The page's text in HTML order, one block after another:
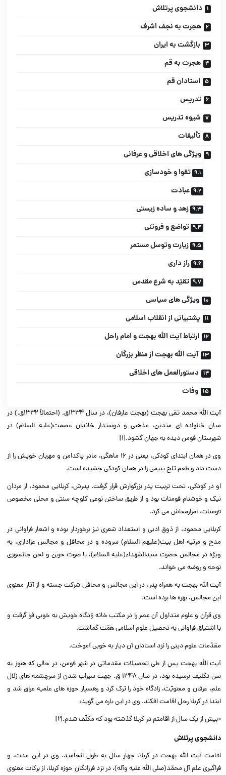
دانشجوى پرتلاش‌‌
هجرت به نجف اشرف‌‌
بازگشت به ایران‌‌
هجرت به قم‌‌
استادان قم‌‌
تدریس‌‌
شیوه تدریس‌‌
تألیفات‌‌
ویژگى هاى اخلاقى و عرفانى‌‌
تقوا و خودسازى‌‌
عبادت‌‌
زهد و ساده زیستى‌‌
تواضع و فروتنى‌‌
زیارت وتوسل مستمر‌‌
راز دارى‌‌
تقیّد به شرع مقدس‌‌
ویژگى هاى سیاسى‌‌
پشتیبانى از انقلاب اسلامى‌‌
ارتباط آیت الله بهجت و امام راحل‌‌
آیت الله بهجت از منظر بزرگان‌‌
دستورالعمل هاى اخلاقى‌‌
وفات‌‌
آیت الله محمد تقی بهجت (بهجت عارفان)، در سال ۱۳۳۴ق. (احتمالاً ۱۳۳۲ق.) در
میان خانواده اى متدین، مذهبى و دوستدار خاندان عصمت(علیه السلام) در
شهرستان فومن دیده به جهان گشود.[۱]‌‌
وى در همان ابتداى کودکى، یعنى در ۱۶ ماهگى، مادر پاکدامن و مهربان خویش را از
دست داد و طعم تلخ یتیمى را در همان کودکى چشیده است.‌‌
او در کودکى، تحت تربیت پدر بزرگوارش قرار گرفت. پدرش، کربلایى محمود، از مردان
نیک و خوشنام فومنات بود و از طریق ساختن نوعى کلوچه سنتى و محلى مخصوص
فومنات، امرارمعاش مى کرد.‌‌
کربلایى محمود، از ذوق ادبى و استعداد شعرى نیز برخوردار بوده و اشعار فراوانى در
مدح و مرثیه اهل بیت(علیهم السلام) سروده و در محافل و مجالس عزادارى، به
ویژه در مجالس حضرت سیدالشهداء(علیه السلام)، با صوت حزین و لحن جانسوزى
نوحه و روضه مى خواند.‌‌
آیت الله بهجت به همراه پدر، در این مجالس و محافل شرکت جسته و از آثار معنوى
این مجالس، بهره ها برده است.‌‌
وى قرآن و علوم متداول آن عصر را در مکتب خانه زادگاه خویش به خوبى فرا گرفت و
با اشتیاق فراوانى به تحصیل علوم اسلامى همّت گماشت.‌‌
مقدّمات علوم دینى را نزد استادان آن دیار به خوبى آموخت.‌‌
آیت الله بهجت پس از طى تحصیلات مقدماتى در شهر فومن، در حالى که هنوز به
سن تکلیف نرسیده بود، در سال ۱۳۴۸ ق. جهت سیراب شدن از سرچشمه هاى زلال
علم، عرفان و معنویّت، زادگاه خود را ترک کرد و رهسپار حوزه هاى علمیه عراق شد و
ابتدا در کربلا رحل اقامت افکند. وى در این باره مى گوید:‌‌
«بیش از یک سال از اقامتم در کربلا گذشته بود که مکلّف شدم.[۲]‌‌
دانشجوى پرتلاش
اقامت آیت الله بهجت در کربلا، چهار سال به طول انجامید. وى در این مدت، و
فراگیرى علم آل محمّد(صلى الله علیه وآله)، در نزد فرزانگان حوزه کربلا، از برکات معنوى